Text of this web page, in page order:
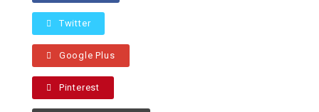
Twitter
Google Plus
Pinterest